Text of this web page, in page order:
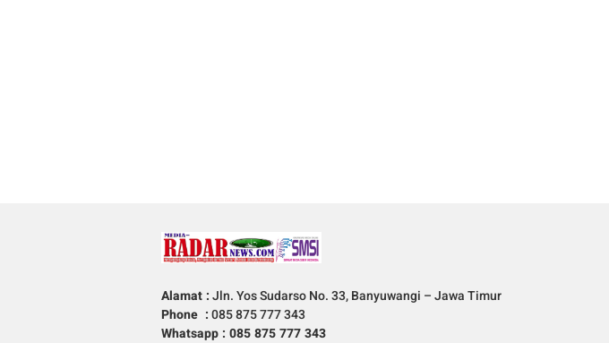
Alamat :Jln. Yos Sudarso No. 33, Banyuwangi – Jawa Timur
Phone :085 875 777 343
Whatsapp : 085 875 777 343